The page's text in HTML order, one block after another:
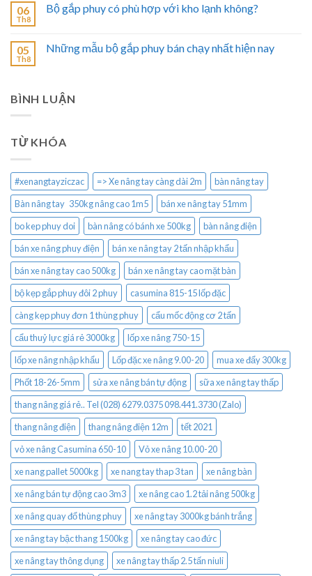
06
Th8
Bộ gắp phuy có phù hợp với kho lạnh không?
05
Th8
Những mẫu bộ gắp phuy bán chạy nhất hiện nay
BÌNH LUẬN
TỪ KHÓA
#xenangtayziczac => Xe nâng tay càng dài 2m
bàn nâng tay
Bàn nâng tay 350kg nâng cao 1m5
bán xe nâng tay 51mm
bo kep phuy doi
bàn nâng có bánh xe 500kg
bàn nâng điện
bán xe nâng phuy điện
bán xe nâng tay 2 tấn nhập khẩu
bán xe nâng tay cao 500kg
bán xe nâng tay cao mặt bàn
bộ kẹp gắp phuy đôi 2 phuy
casumina 815-15 lốp đặc
càng kẹp phuy đơn 1 thùng phuy
cẩu mốc động cơ 2 tấn
cẩu thuỷ lực giá rẻ 3000kg
lốp xe nâng 750-15
lốp xe nâng nhập khẩu
Lốp đặc xe nâng 9.00-20
mua xe đẩy 300kg
Phốt 18-26-5mm
sửa xe nâng bán tự động
sữa xe nâng tay thấp
thang nâng giá rẻ.. Tel (028) 6279.0375 098.441.3730 (Zalo)
thang nâng điện
thang nâng điện 12m
tết 2021
vỏ xe nâng Casumina 650-10
Vỏ xe nâng 10.00-20
xe nang pallet 5000kg
xe nang tay thap 3 tan
xe nâng bàn
xe nâng bán tự động cao 3m3
xe nâng cao 1.2 tải nâng 500kg
xe nâng quay đổ thùng phuy
xe nâng tay 3000kg bánh trắng
xe nâng tay bậc thang 1500kg
xe nâng tay cao đức
xe nâng tay thông dụng
xe nâng tay thấp 2.5 tấn niuli